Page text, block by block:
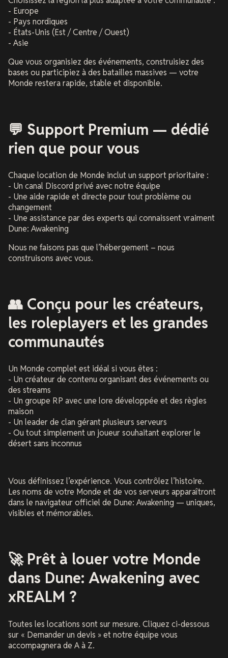
- Europe
- Pays nordiques
- États-Unis (Est / Centre / Ouest)
- Asie
Que vous organisiez des événements, construisiez des
bases ou participiez à des batailles massives — votre
Monde restera rapide, stable et disponible.
💬 Support Premium — dédié
rien que pour vous
Chaque location de Monde inclut un support prioritaire :
- Un canal Discord privé avec notre équipe
- Une aide rapide et directe pour tout problème ou
changement
- Une assistance par des experts qui connaissent vraiment
Dune: Awakening
Nous ne faisons pas que l’hébergement – nous
construisons avec vous.
👥 Conçu pour les créateurs,
les roleplayers et les grandes
communautés
Un Monde complet est idéal si vous êtes :
- Un créateur de contenu organisant des événements ou
des streams
- Un groupe RP avec une lore développée et des règles
maison
- Un leader de clan gérant plusieurs serveurs
- Ou tout simplement un joueur souhaitant explorer le
désert sans inconnus
Vous définissez l’expérience. Vous contrôlez l’histoire.
Les noms de votre Monde et de vos serveurs apparaîtront
dans le navigateur officiel de Dune: Awakening — uniques,
visibles et mémorables.
🚀 Prêt à louer votre Monde
dans Dune: Awakening avec
xREALM ?
Toutes les locations sont sur mesure. Cliquez ci-dessous
sur « Demander un devis » et notre équipe vous
accompagnera de A à Z.